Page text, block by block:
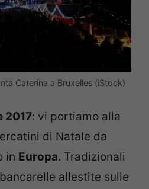
Caterina a Bruxelles (iStock)
2017: vi portiamo alla
di Natale da
in Europa. Tradizionali
allestite sulle